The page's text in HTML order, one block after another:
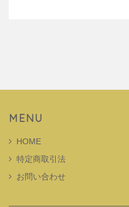
MENU
HOME
特定商取引法
お問い合わせ